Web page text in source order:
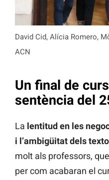
David Cid, Alícia Romero,
ACN
Un final de
sentència del
La lentitud en les
i l’ambigüitat dels
molt als professors,
per com acabaran el